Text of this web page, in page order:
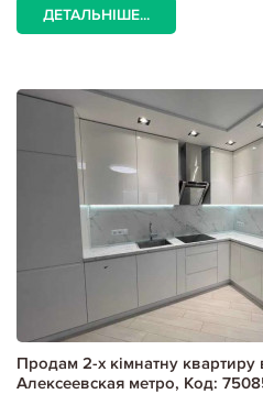
ДЕТАЛЬНІШЕ...
Продам 2-х кімнатну
Алексеевская метро, Код: